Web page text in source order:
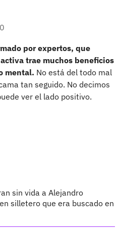
por expertos, que
trae muchos beneficios
mental. No está del todo mal
tan seguido. No decimos
ver el lado positivo.
sin vida a Alejandro
silletero que era buscado en